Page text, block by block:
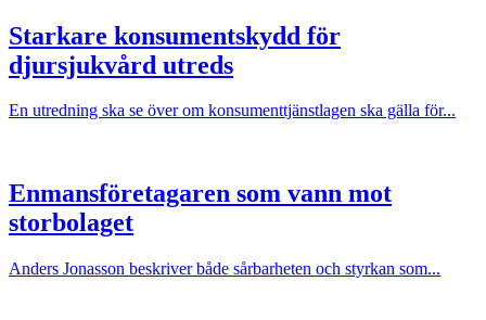
Starkare konsumentskydd för
djursjukvård utreds
En utredning ska se över om konsumenttjänstlagen ska gälla för...
Enmansföretagaren som vann mot
storbolaget
Anders Jonasson beskriver både sårbarheten och styrkan som...